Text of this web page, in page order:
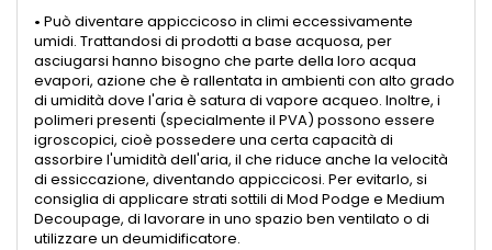
• Può diventare appiccicoso in climi eccessivamente
umidi. Trattandosi di prodotti a base acquosa, per
asciugarsi hanno bisogno che parte della loro acqua
evapori, azione che è rallentata in ambienti con alto grado
di umidità dove l'aria è satura di vapore acqueo. Inoltre, i
polimeri presenti (specialmente il PVA) possono essere
igroscopici, cioè possedere una certa capacità di
assorbire l'umidità dell'aria, il che riduce anche la velocità
di essiccazione, diventando appiccicosi. Per evitarlo, si
consiglia di applicare strati sottili di Mod Podge e Medium
Decoupage, di lavorare in uno spazio ben ventilato o di
utilizzare un deumidificatore.